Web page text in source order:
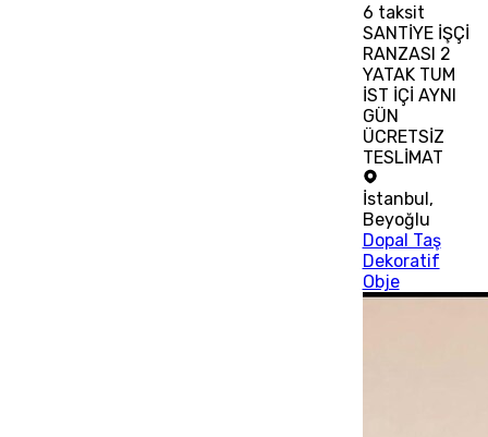
6 taksit
SANTİYE İŞÇİ
RANZASI 2
YATAK TUM
İST İÇİ AYNI
GÜN
ÜCRETSİZ
TESLİMAT
İstanbul,
Beyoğlu
Dopal Taş
Dekoratif
Obje